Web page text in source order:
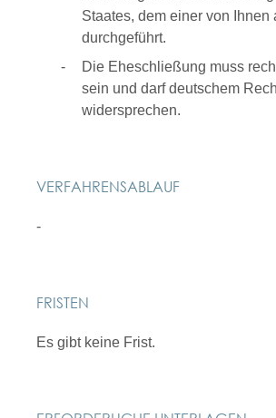
Staates, dem einer von Ihnen
durchgeführt.
Die Eheschließung muss
sein und darf deutschem
widersprechen.
VERFAHRENSABLAUF
-
FRISTEN
Es gibt keine Frist.